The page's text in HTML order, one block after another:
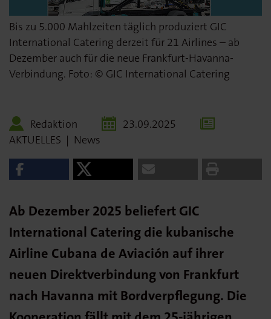
Bis zu 5.000 Mahlzeiten täglich produziert GIC
International Catering derzeit für 21 Airlines – ab
Dezember auch für die neue Frankfurt-Havanna-
Verbindung. Foto: © GIC International Catering
Redaktion
23.09.2025
AKTUELLES | News
Ab Dezember 2025 beliefert GIC
International Catering die kubanische
Airline Cubana de Aviación auf ihrer
neuen Direktverbindung von Frankfurt
nach Havanna mit Bordverpflegung. Die